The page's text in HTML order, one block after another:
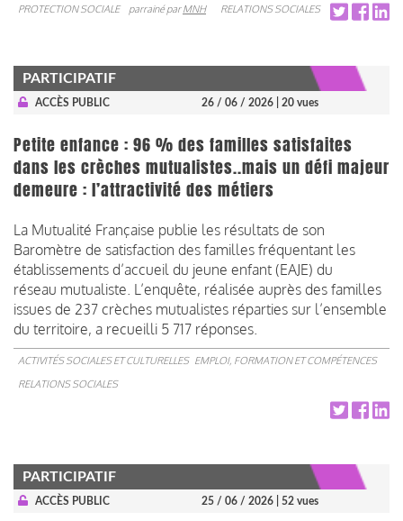
PROTECTION SOCIALE parrainé parMNH RELATIONS SOCIALES
PARTICIPATIF
ACCÈS PUBLIC 26 / 06 / 2026 | 20 vues
Petite enfance : 96 % des familles satisfaites
dans les crèches mutualistes..mais un défi majeur
demeure : l’attractivité des métiers
La Mutualité Française publie les résultats de son
Baromètre de satisfaction des familles fréquentant les
établissements d’accueil du jeune enfant (EAJE) du
réseau mutualiste. L’enquête, réalisée auprès des familles
issues de 237 crèches mutualistes réparties sur l’ensemble
du territoire, a recueilli 5 717 réponses.
ACTIVITÉS SOCIALES ET CULTURELLES EMPLOI, FORMATION ET COMPÉTENCES
RELATIONS SOCIALES
PARTICIPATIF
ACCÈS PUBLIC 25 / 06 / 2026 | 52 vues